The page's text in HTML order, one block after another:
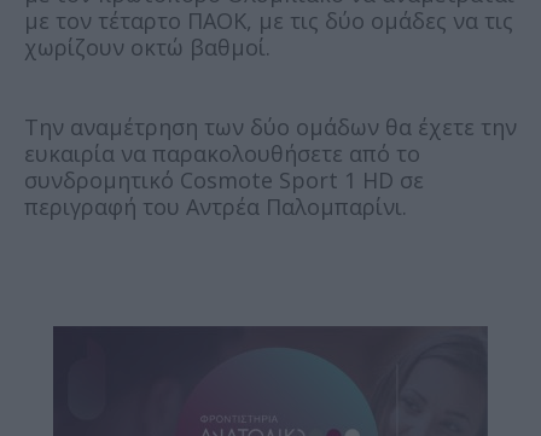
με τον τέταρτο ΠΑΟΚ, με τις δύο ομάδες να τις
χωρίζουν οκτώ βαθμοί.
Την αναμέτρηση των δύο ομάδων θα έχετε την
ευκαιρία να παρακολουθήσετε από το
συνδρομητικό Cosmote Sport 1 HD σε
περιγραφή του Αντρέα Παλομπαρίνι.